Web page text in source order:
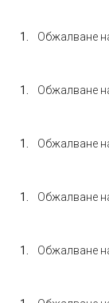
Обжалване
Обжалване
Обжалване
Обжалване
Обжалване